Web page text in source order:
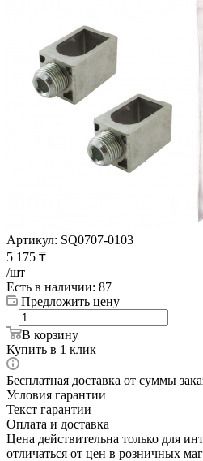
Артикул: SQ0707-0103
5 175 ₸
/шт
Есть в наличии: 87
Предложить цену
В корзину
Купить в 1 клик
Бесплатная доставка от суммы
Условия гарантии
Текст гарантии
Оплата и доставка
Цена действительна только для
отличаться от цен в розничных